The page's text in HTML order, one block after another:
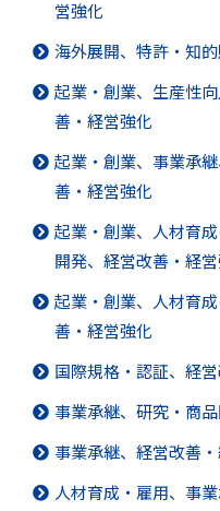
営強化
海外展開、特許・知
起業・創業、生産性
善・経営強化
起業・創業、事業承
善・経営強化
起業・創業、人材育
開発、経営改善・経
起業・創業、人材育
善・経営強化
国際規格・認証、経
事業承継、研究・商
事業承継、経営改善
人材育成・雇用、事